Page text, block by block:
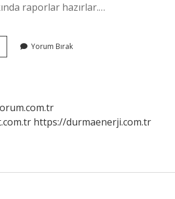
raporlar hazırlar.…
Yorum Bırak
https://durmaenerji.com.tr